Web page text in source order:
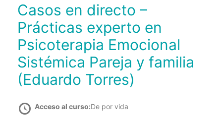
Casos en directo –
Prácticas experto en
Psicoterapia Emocional
Sistémica Pareja y familia
(Eduardo Torres)
Acceso al curso:De por vida